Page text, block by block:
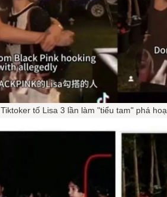
Tiktoker tố Lisa 3 lần làm "tiểu tam" phá